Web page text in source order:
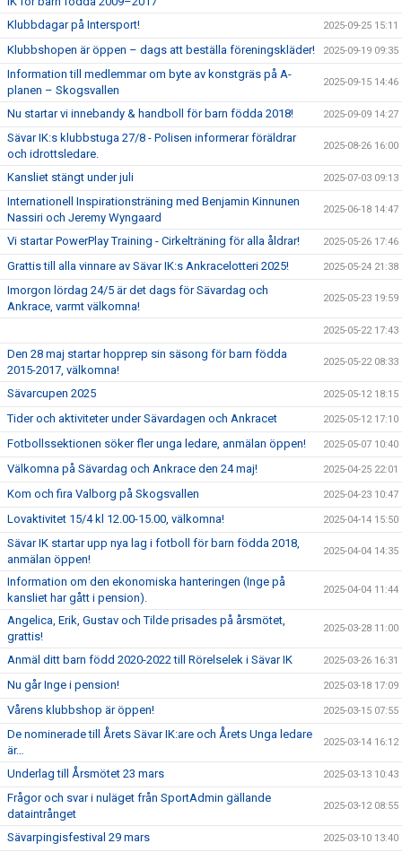
Klubbdagar på Intersport!
2025-09-25 15:11
Klubbshopen är öppen – dags att beställa föreningskläder! 2025-09-19 09:35
Information till medlemmar om byte av konstgräs på A-
planen – Skogsvallen
2025-09-15 14:46
Nu startar vi innebandy & handboll för barn födda 2018! 2025-09-09 14:27
Sävar IK:s klubbstuga 27/8 - Polisen informerar föräldrar
och idrottsledare.
2025-08-26 16:00
Kansliet stängt under juli 2025-07-03 09:13
Internationell Inspirationsträning med Benjamin Kinnunen
Nassiri och Jeremy Wyngaard
2025-06-18 14:47
Vi startar PowerPlay Training - Cirkelträning för alla åldrar! 2025-05-26 17:46
Grattis till alla vinnare av Sävar IK:s Ankracelotteri 2025! 2025-05-24 21:38
Imorgon lördag 24/5 är det dags för Sävardag och
Ankrace, varmt välkomna!
2025-05-23 19:59
2025-05-22 17:43
Den 28 maj startar hopprep sin säsong för barn födda
2015-2017, välkomna!
2025-05-22 08:33
Sävarcupen 2025 2025-05-12 18:15
Tider och aktiviteter under Sävardagen och Ankracet 2025-05-12 17:10
Fotbollssektionen söker fler unga ledare, anmälan öppen! 2025-05-07 10:40
Välkomna på Sävardag och Ankrace den 24 maj! 2025-04-25 22:01
Kom och fira Valborg på Skogsvallen 2025-04-23 10:47
Lovaktivitet 15/4 kl 12.00-15.00, välkomna! 2025-04-14 15:50
Sävar IK startar upp nya lag i fotboll för barn födda 2018,
anmälan öppen!
2025-04-04 14:35
Information om den ekonomiska hanteringen (Inge på
kansliet har gått i pension).
2025-04-04 11:44
Angelica, Erik, Gustav och Tilde prisades på årsmötet,
grattis!
2025-03-28 11:00
Anmäl ditt barn född 2020-2022 till Rörelselek i Sävar IK 2025-03-26 16:31
Nu går Inge i pension! 2025-03-18 17:09
Vårens klubbshop är öppen! 2025-03-15 07:55
De nominerade till Årets Sävar IK:are och Årets Unga ledare
är…
2025-03-14 16:12
Underlag till Årsmötet 23 mars 2025-03-13 10:43
Frågor och svar i nuläget från SportAdmin gällande
dataintrånget
2025-03-12 08:55
Sävarpingisfestival 29 mars 2025-03-10 13:40